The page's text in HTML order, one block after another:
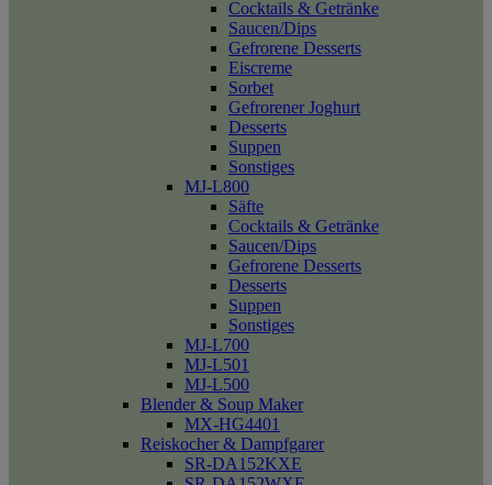
Cocktails & Getränke
Saucen/Dips
Gefrorene Desserts
Eiscreme
Sorbet
Gefrorener Joghurt
Desserts
Suppen
Sonstiges
MJ-L800
Säfte
Cocktails & Getränke
Saucen/Dips
Gefrorene Desserts
Desserts
Suppen
Sonstiges
MJ-L700
MJ-L501
MJ-L500
Blender & Soup Maker
MX-HG4401
Reiskocher & Dampfgarer
SR-DA152KXE